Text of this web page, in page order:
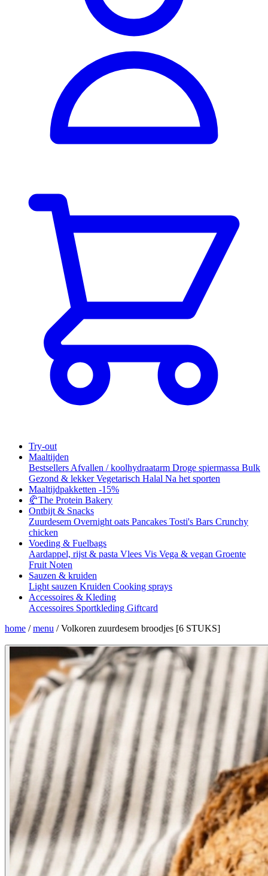
Try-out
Maaltijden
Bestsellers Afvallen / koolhydraatarm Droge spiermassa Bulk
Gezond & lekkerVegetarisch Halal Na het sporten
Maaltijdpakketten -15%
🥐The Protein Bakery
Ontbijt & Snacks
Zuurdesem Overnight oats Pancakes Tosti's Bars Crunchy
chicken
Voeding & Fuelbags
Aardappel, rijst & pasta Vlees Vis Vega & vegan Groente
Fruit Noten
Sauzen & kruiden
Light sauzen Kruiden Cooking sprays
Accessoires & Kleding
Accessoires Sportkleding Giftcard
home / menu / Volkoren zuurdesem broodjes [6 STUKS]